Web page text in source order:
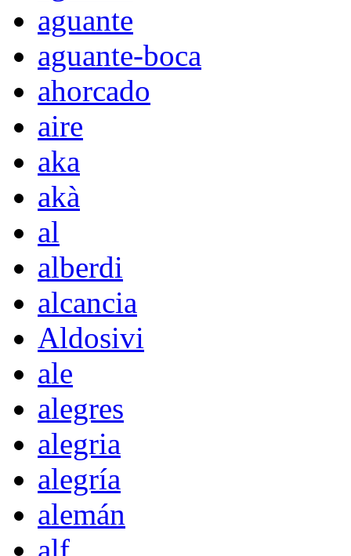
aguante
aguante-boca
ahorcado
aire
aka
akà
al
alberdi
alcancia
Aldosivi
ale
alegres
alegria
alegría
alemán